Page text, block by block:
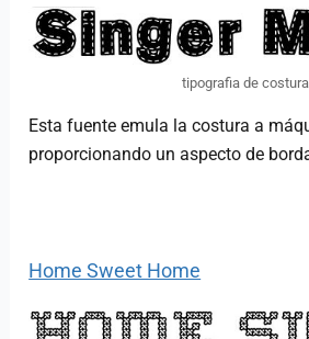
tipografia de costura
Esta fuente emula la costura a
proporcionando un aspecto de
Home Sweet Home